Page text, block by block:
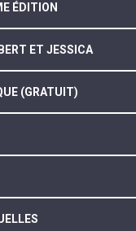
ÉDITION
ET JESSICA
(GRATUIT)